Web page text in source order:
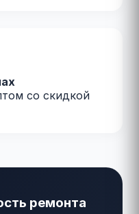
со скидкой
ремонта